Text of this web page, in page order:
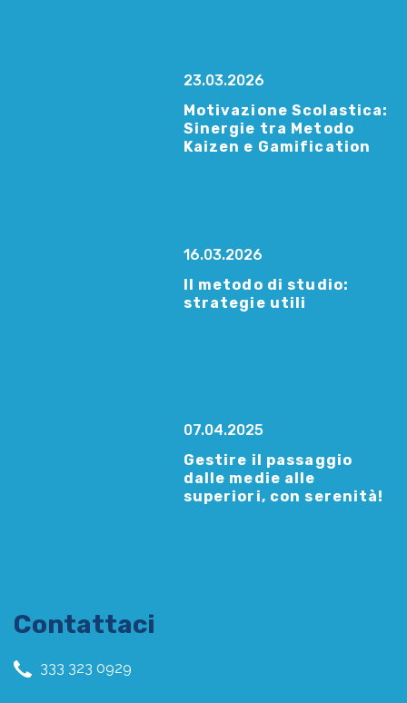
23.03.2026
Motivazione Scolastica:
Sinergie tra Metodo
Kaizen e Gamification
16.03.2026
Il metodo di studio:
strategie utili
07.04.2025
Gestire il passaggio
dalle medie alle
superiori, con serenità!
Contattaci
333 323 0929